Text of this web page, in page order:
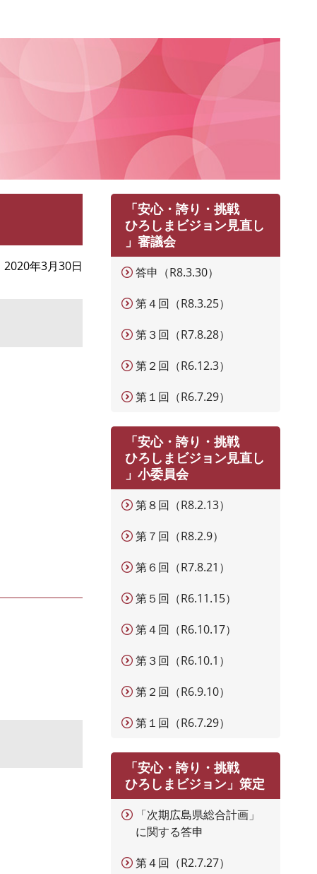
2020年3月30日
「安心・誇り・挑戦
ひろしまビジョン見直し
」審議会
答申（R8.3.30）
第４回（R8.3.25）
第３回（R7.8.28）
第２回（R6.12.3）
第１回（R6.7.29）
「安心・誇り・挑戦
ひろしまビジョン見直し
」小委員会
第８回（R8.2.13）
第７回（R8.2.9）
第６回（R7.8.21）
第５回（R6.11.15）
第４回（R6.10.17）
第３回（R6.10.1）
第２回（R6.9.10）
第１回（R6.7.29）
「安心・誇り・挑戦
ひろしまビジョン」策定
「次期広島県総合計画」
に関する答申
第４回（R2.7.27）